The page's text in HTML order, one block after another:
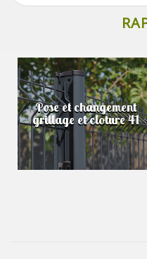
Pose et changement
grillage et cloture 41